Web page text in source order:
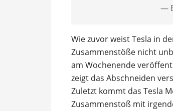
—
Wie zuvor weist Tesla in
Zusammenstöße nicht
am Wochenende
zeigt das Abschneiden
Zuletzt kommt das Tesla
Zusammenstoß mit